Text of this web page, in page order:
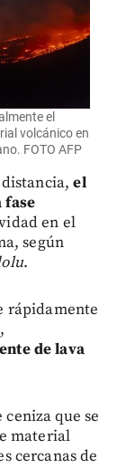
el
volcánico en
FOTO AFP
distancia,el
fase
en el
según
.
rápidamente
de lava
que se
material
cercanas de